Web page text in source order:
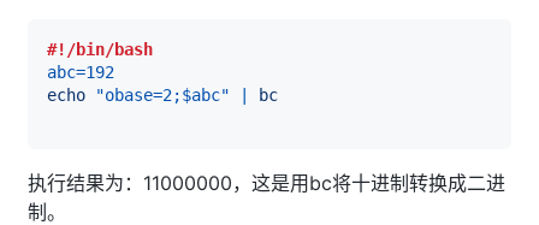
#!/bin/bash
abc=192
echo
"obase=2;$abc" bc
执行结果为：11000000，这是用bc将十进制转换成二进
制。